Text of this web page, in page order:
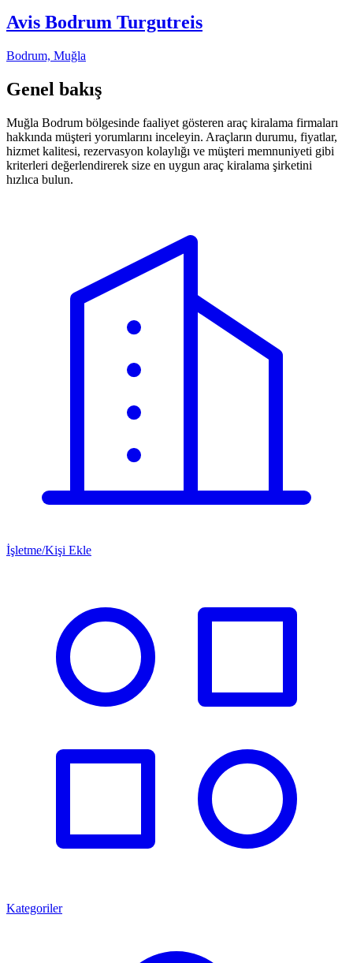
Avis Bodrum Turgutreis
Bodrum, Muğla
Genel bakış
Muğla Bodrum bölgesinde faaliyet gösteren araç kiralama firmaları
hakkında müşteri yorumlarını inceleyin. Araçların durumu, fiyatlar,
hizmet kalitesi, rezervasyon kolaylığı ve müşteri memnuniyeti gibi
kriterleri değerlendirerek size en uygun araç kiralama şirketini
hızlıca bulun.
İşletme/Kişi Ekle
Kategoriler